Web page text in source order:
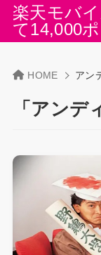
楽天モバ
て14,000
HOME アン
「アンデ